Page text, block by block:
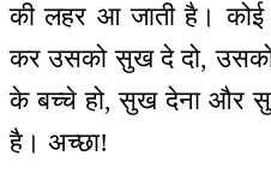
की लहर आ जाती है। कोई
कर उसको सुख दे दो, उसको
के बच्चे हो, सुख देना और
है। अच्छा!